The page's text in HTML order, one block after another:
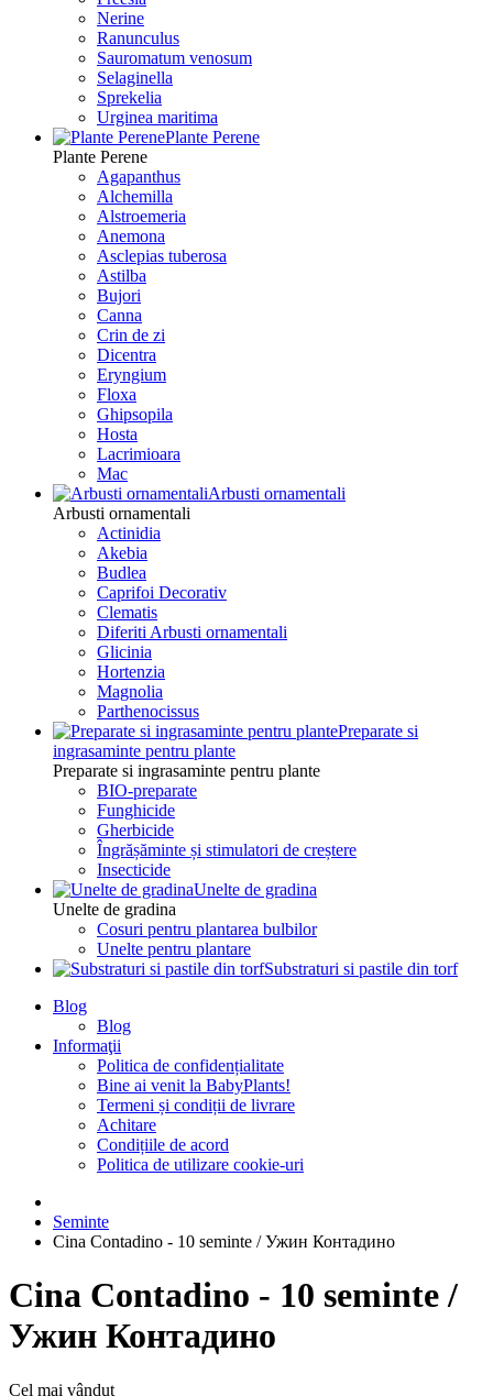
Nerine
Ranunculus
Sauromatum venosum
Selaginella
Sprekelia
Urginea maritima
Plante Perene
Plante Perene
Agapanthus
Alchemilla
Alstroemeria
Anemona
Asclepias tuberosa
Astilba
Bujori
Canna
Crin de zi
Dicentra
Eryngium
Floxa
Ghipsopila
Hosta
Lacrimioara
Mac
Arbusti ornamentali
Arbusti ornamentali
Actinidia
Akebia
Budlea
Caprifoi Decorativ
Clematis
Diferiti Arbusti ornamentali
Glicinia
Hortenzia
Magnolia
Parthenocissus
Preparate si
ingrasaminte pentru plante
Preparate si ingrasaminte pentru plante
BIO-preparate
Funghicide
Gherbicide
Îngrășăminte și stimulatori de creștere
Insecticide
Unelte de gradina
Unelte de gradina
Cosuri pentru plantarea bulbilor
Unelte pentru plantare
Substraturi si pastile din torf
Blog
Blog
Informaţii
Politica de confidențialitate
Bine ai venit la BabyPlants!
Termeni și condiții de livrare
Achitare
Condițiile de acord
Politica de utilizare cookie-uri
Seminte
Cina Contadino - 10 seminte / Ужин Контадино
Cina Contadino - 10 seminte /
Ужин Контадино
Cel mai vândut